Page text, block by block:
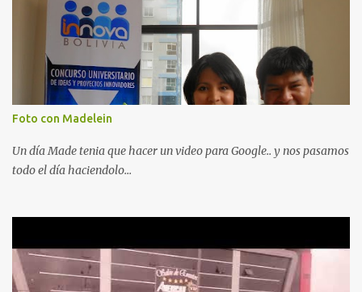
Foto con Madelein
Un día Made tenia que hacer un video para Google.. y nos pasamos
todo el día haciendolo...